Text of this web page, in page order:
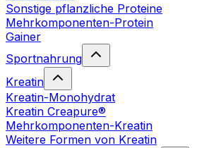
Sonstige pflanzliche Proteine
Mehrkomponenten-Protein
Gainer
Sportnahrung
Kreatin
Kreatin-Monohydrat
Kreatin Creapure®
Mehrkomponenten-Kreatin
Weitere Formen von Kreatin